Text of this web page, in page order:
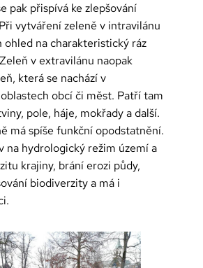
pak přispívá ke zlepšování
vytváření zeleně v intravilánu
ohled na charakteristický ráz
v extravilánu naopak
která se nachází v
obcí či měst. Patří tam
pole, háje, mokřady a další.
má spíše funkční opodstatnění.
na hydrologický režim území a
krajiny, brání erozi půdy,
biodiverzity a má i